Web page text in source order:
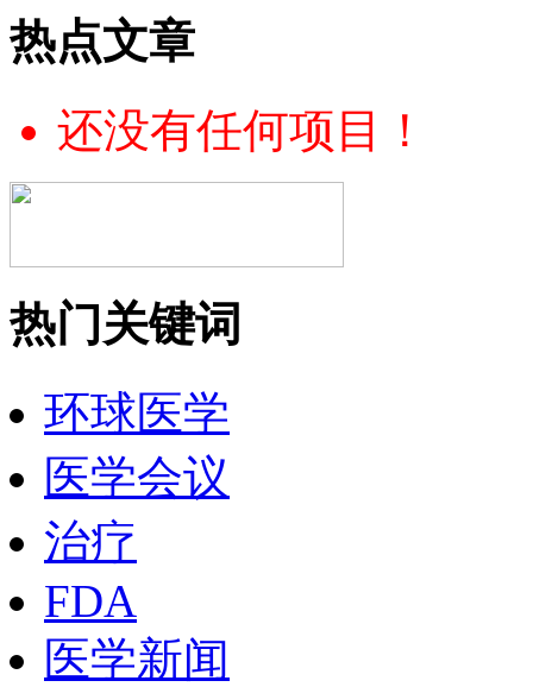
热点文章
还没有任何项目！
热门关键词
环球医学
医学会议
治疗
FDA
医学新闻